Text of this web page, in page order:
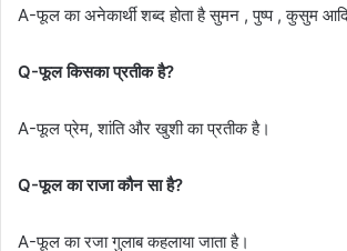
A-फूल का अनेकार्थी शब्द होता है सुमन , पुष्प , कुसुम
Q-फूल किसका प्रतीक है?
A-फूल प्रेम, शांति और खुशी का प्रतीक है।
Q-फूल का राजा कौन सा है?
A-फूल का रजा गुलाब कहलाया जाता है।